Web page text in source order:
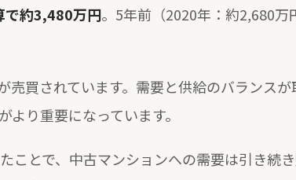
で約3,480万円。5年前（2020年：約2,680万
買されています。需要と供給のバランスが
り重要になっています。
ことで、中古マンションへの需要は引き続